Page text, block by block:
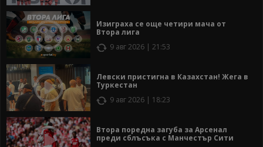
Изиграха се още четири мача от
Втора лига
9 авг 2026 | 21:53
Левски пристигна в Казахстан! Жега в
Туркестан
9 авг 2026 | 18:23
Втора поредна загуба за Арсенал
преди сблъсъка с Манчестър Сити